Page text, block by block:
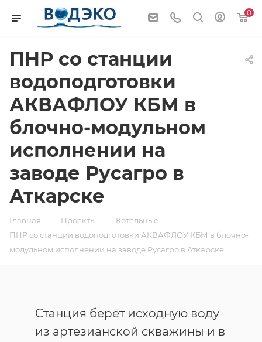
0
ПНР со станции
водоподготовки
АКВАФЛОУ КБМ в
блочно-модульном
исполнении на
заводе Русагро в
Аткарске
Главная — Проекты — Котельные —
ПНР со станции водоподготовки АКВАФЛОУ КБМ в блочно-
модульном исполнении на заводе Русагро в Аткарске
Станция берёт исходную воду
из артезианской скважины и в